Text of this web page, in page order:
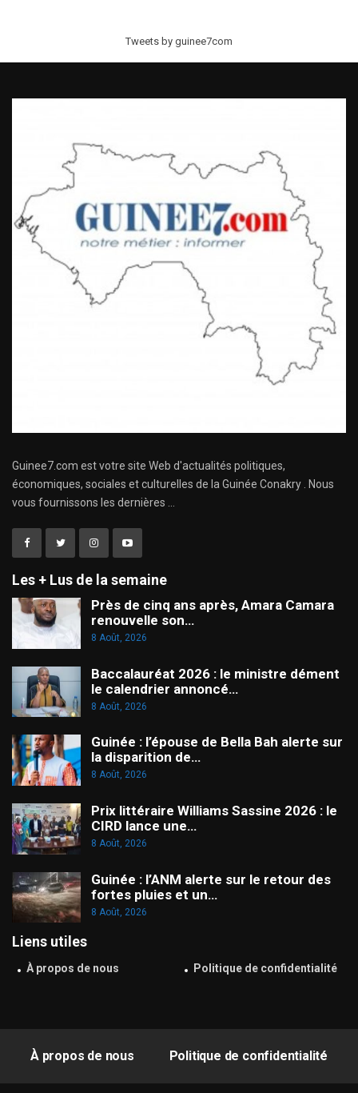
Tweets by guinee7com
Guinee7.com est votre site Web d'actualités politiques,
économiques, sociales et culturelles de la Guinée Conakry . Nous
vous fournissons les dernières ...
Les + Lus de la semaine
Près de cinq ans après, Amara Camara
renouvelle son…
8 Août, 2026
Baccalauréat 2026 : le ministre dément
le calendrier annoncé…
8 Août, 2026
Guinée : l’épouse de Bella Bah alerte sur
la disparition de…
8 Août, 2026
Prix littéraire Williams Sassine 2026 : le
CIRD lance une…
8 Août, 2026
Guinée : l’ANM alerte sur le retour des
fortes pluies et un…
8 Août, 2026
Liens utiles
À propos de nous Politique de confidentialité
À propos de nous Politique de confidentialité